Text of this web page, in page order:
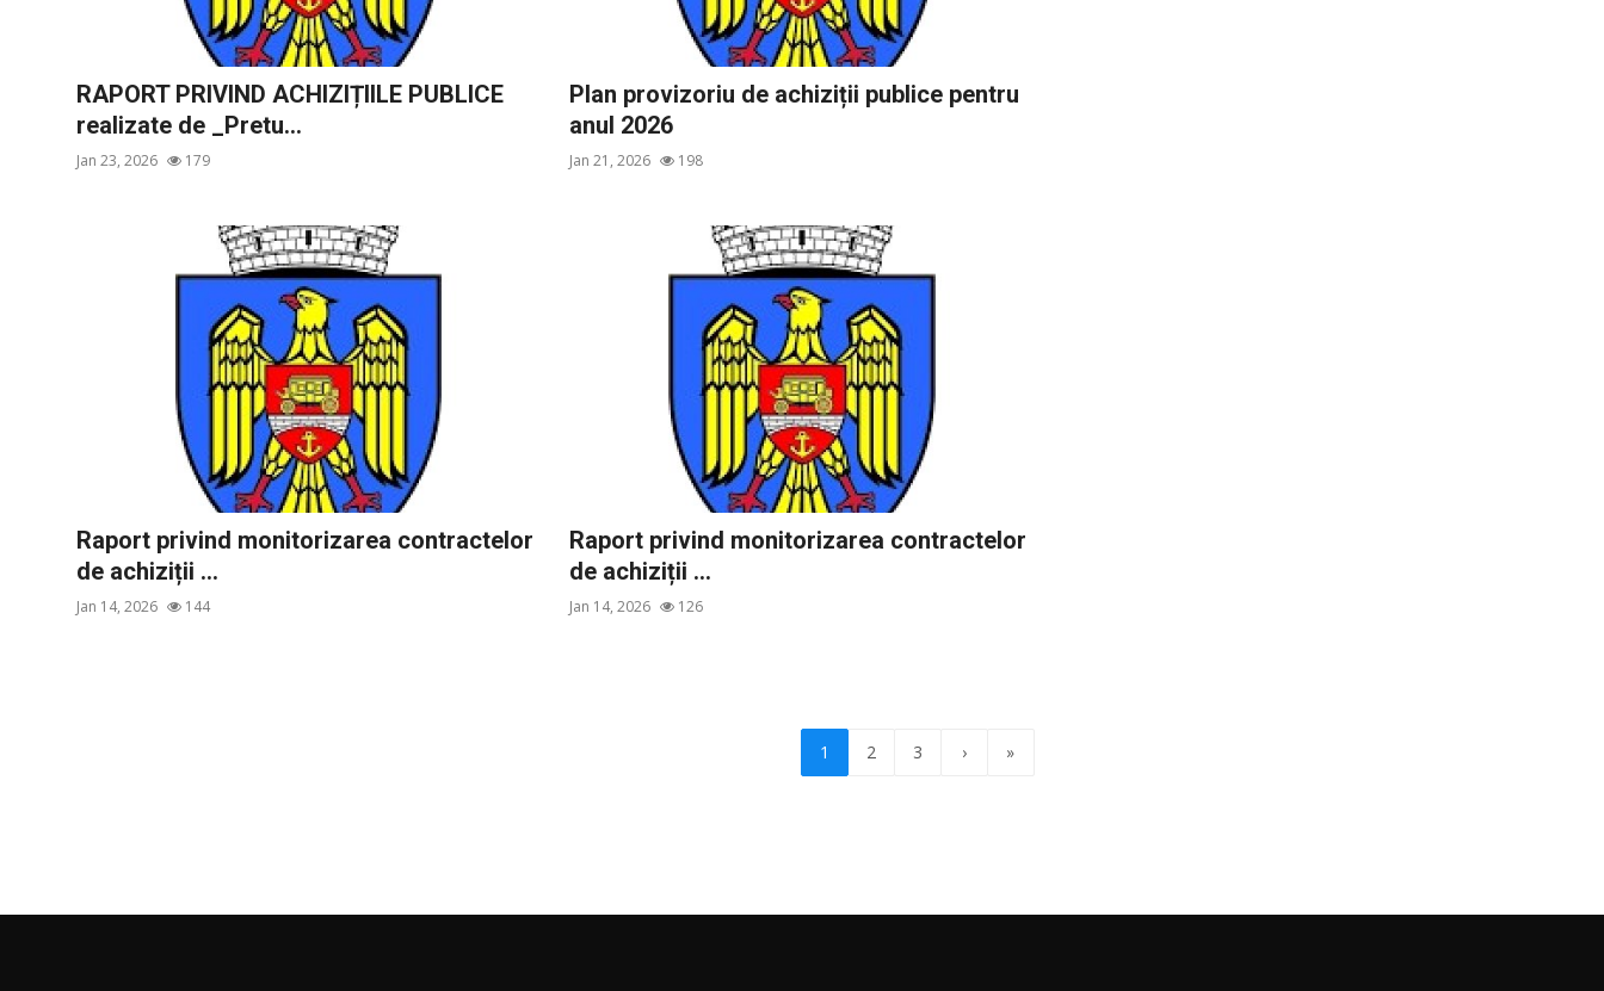
RAPORT PRIVIND ACHIZIȚIILE PUBLICE
realizate de _Pretu...
Jan 23, 2026 179
Plan provizoriu de achiziții publice pentru
anul 2026
Jan 21, 2026 198
Raport privind monitorizarea contractelor
de achiziții ...
Jan 14, 2026 144
Raport privind monitorizarea contractelor
de achiziții ...
Jan 14, 2026 126
1 2 3 › »